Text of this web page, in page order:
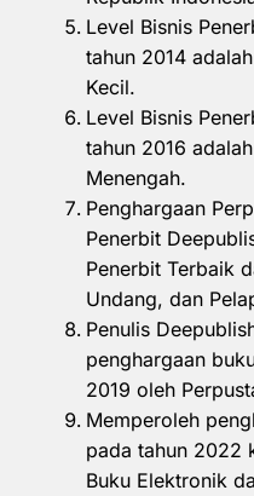
Level Bisnis
tahun 2014
Kecil.
Level Bisnis
tahun 2016
Menengah.
Penghargaan
Penerbit
Penerbit Terbaik
Undang, dan
Penulis
penghargaan
2019 oleh
Memperoleh
pada tahun 2022
Buku Elektronik